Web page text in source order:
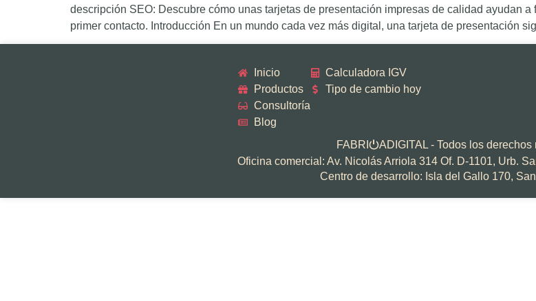
descripción SEO: Descubre cómo unas tarjetas de presentación impresas de calidad ayudan
primer contacto. Introducción En un mundo cada vez más digital, una tarjeta de presentación
Inicio
Productos
Consultoría
Blog
Calculadora IGV
Tipo de cambio hoy
FABRI ⏻ADIGITAL - Todos los derechos
Oficina comercial: Av. Nicolás Arriola 314 Of. D-1101, Urb.
Centro de desarrollo: Isla del Gallo 170,